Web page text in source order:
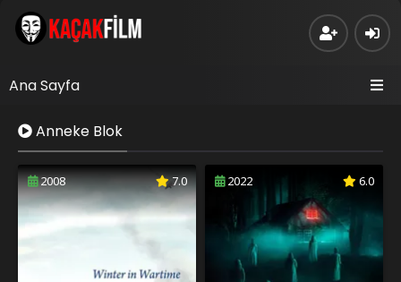
Ana Sayfa
Anneke Blok
2008 7.0 2022 6.0